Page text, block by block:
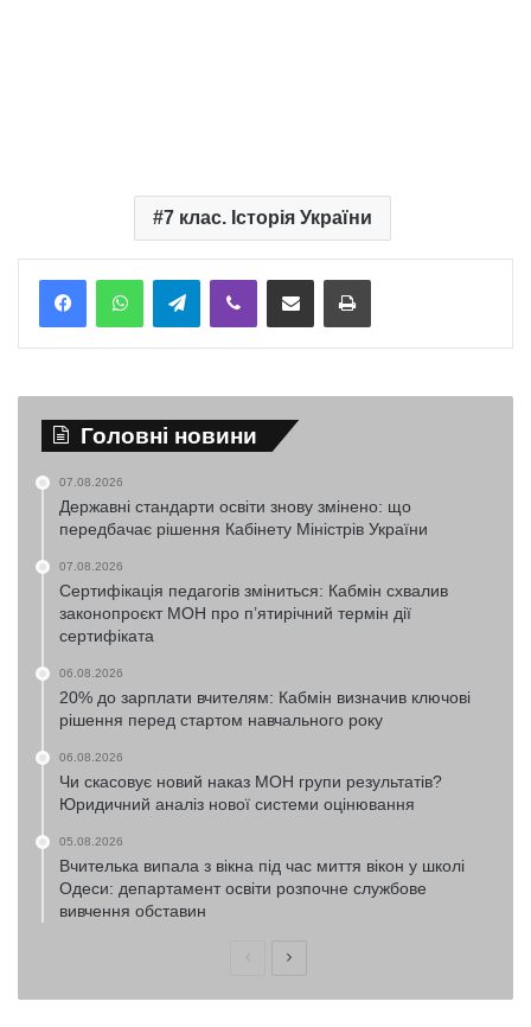
7 клас. Історія України
TelegramViber Надіслати електронною поштоюНадрукувати
Головні новини
07.08.2026
Державні стандарти освіти знову змінено: що
передбачає рішення Кабінету Міністрів України
07.08.2026
Сертифікація педагогів зміниться: Кабмін схвалив
законопроєкт МОН про п’ятирічний термін дії
сертифіката
06.08.2026
20% до зарплати вчителям: Кабмін визначив ключові
рішення перед стартом навчального року
06.08.2026
Чи скасовує новий наказ МОН групи результатів?
Юридичний аналіз нової системи оцінювання
05.08.2026
Вчителька випала з вікна під час миття вікон у школі
Одеси: департамент освіти розпочне службове
вивчення обставин
ПопередняНаступна